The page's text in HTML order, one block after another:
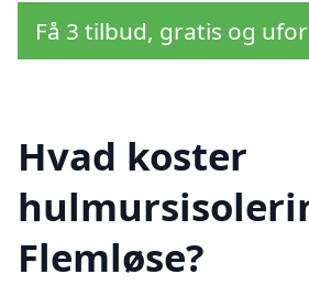
Få 3 tilbud, gratis og
Hvad koster
Flemløse?